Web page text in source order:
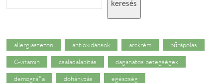
keresés
allergiaszezon antioxidánsok arckrém bőrápolás
C-vitamin családalapítás daganatos betegségek
demográfia dohányzás egészség